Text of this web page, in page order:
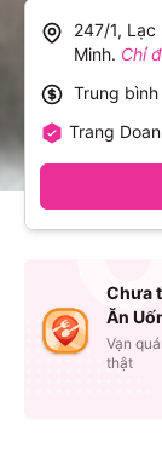
247/1, Lạc
Minh. Chỉ
Trung bình
Trang
Chưa
Ăn
Vạn
thật